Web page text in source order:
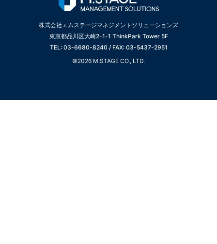
株式会社エムステージマネジメントソリューションズ
東京都品川区大崎2-1-1 ThinkPark Tower 5F
TEL: 03-6680-8240 / FAX: 03-5437-2951
©2026 M.STAGE CO., LTD.